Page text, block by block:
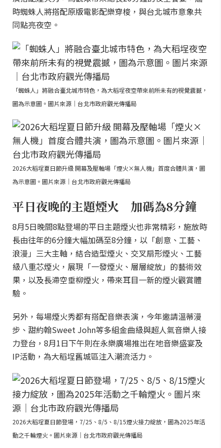
時蜘蛛人將搭配原版電影配樂穿梭，與台北城市意象共
同點亮夜空。
「蜘蛛人」將融合臺北城市特色，為大稻埕夜空帶來前所未有的視覺震撼，
圖為示意圖。圖片來源｜台北市政府觀光傳播局
2026大稻埕夏日節升級 開幕及壓軸場「煙火×無人機」首度合體共演，圖
為示意圖。圖片來源｜台北市政府觀光傳播局
平日夜晚的主題煙火 加碼為8分鐘
8月5日晚間8點登場的平日主題煙火也非常精彩，施放時
長由往年的6分鐘大幅加碼至8分鐘，以「創意、工藝、
浪漫」三大主軸，結合造型煙火、交叉扇形煙火、工藝
級八重芯煙火，展現「一發煙火、層層綻放」的藝術效
果，以及長滯空垂柳煙火，帶來耳目一新的煙火觀賞體
驗。
另外，每場煙火秀都有搭配音樂表演，今年邀請溫蒂漫
步、甜約翰Sweet John等多組金曲級與超人氣音樂人接
力登台，8月1日下午則在永樂廣場推出在地音樂盛宴及
IP活動，為大稻埕舊城區注入潮流活力。
2026大稻埕夏日節登場，7/25、8/5、8/15煙火接力綻放，圖為2025年活
動之千輪煙火。圖片來源｜台北市政府觀光傳播局